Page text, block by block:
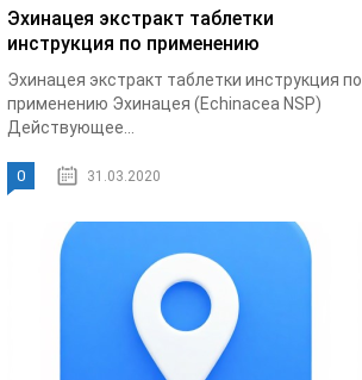
Эхинацея экстракт таблетки
инструкция по применению
Эхинацея экстракт таблетки инструкция по
применению Эхинацея (Echinacea NSP)
Действующее...
0 31.03.2020